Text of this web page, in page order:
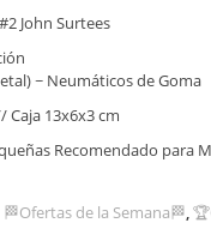
John Surtees
~ Neumáticos de Goma
Caja 13x6x3 cm
Recomendado para
🏁Ofertas de la Semana🏁,